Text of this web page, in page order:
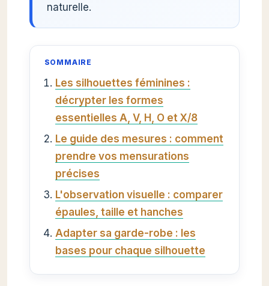
naturelle.
SOMMAIRE
Les silhouettes féminines :
décrypter les formes
essentielles A, V, H, O et X/8
Le guide des mesures : comment
prendre vos mensurations
précises
L'observation visuelle : comparer
épaules, taille et hanches
Adapter sa garde-robe : les
bases pour chaque silhouette